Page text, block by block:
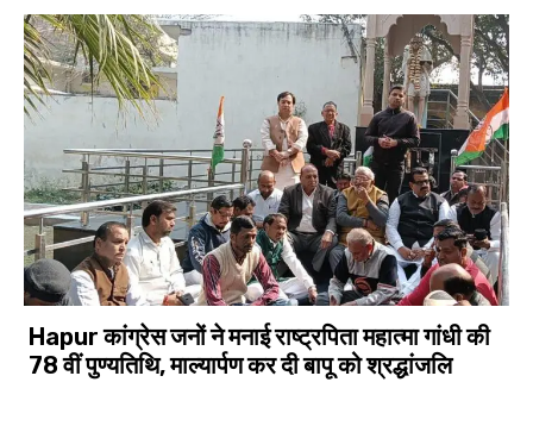
Hapur कांग्रेस जनों ने मनाई राष्ट्रपिता महात्मा गांधी की
78 वीं पुण्यतिथि, माल्यार्पण कर दी बापू को श्रद्धांजलि